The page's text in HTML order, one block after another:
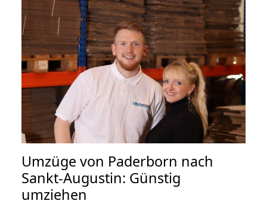
Umzüge von Paderborn nach
Sankt-Augustin: Günstig
umziehen